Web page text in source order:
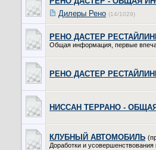
Дилеры Рено (14/1029)
РЕНО ДАСТЕР
Общая информация, первые
РЕНО ДАСТЕР
НИССАН ТЕРРАНО -
КЛУБНЫЙ АВТОМОБИЛЬ
Доработки и